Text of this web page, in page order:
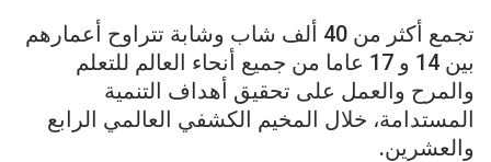
تجمع أكثر من 40 ألف شاب وشابة تتراوح أعمارهم
بين 14 و 17 عاما من جميع أنحاء العالم للتعلم
والمرح والعمل على تحقيق أهداف التنمية
المستدامة، خلال المخيم الكشفي العالمي الرابع
والعشرين.